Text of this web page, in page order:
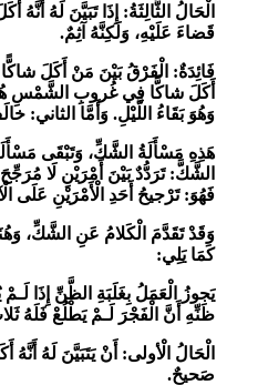
الْحَالُ الثَّالِثَةُ: إِذَا تَبَيَّنَ لَهُ
قَضاءَ عَلَيْهِ، وَلَكِنَّهُ آثِمٌ.
فَائِدَةٌ: الْفَرْقُ بَيْنَ مَنْ أَكَلَ
أَكَلَ شاكًّا فِي غُروبِ الشَّمْسِ
وَهُوَ بَقَاءُ اللَّيْلِ. وَأَمَّا الثاني:
هَذِهِ مَسْأَلَةُ الشَّكِّ، وَتَبْقَى
الشَّكَّ: تَرَدُّدٌ بَيْنَ أَمْرَيْنِ لَا
فَهُوَ: تَرْجيحُ أَحَدِ الْأَمْرَيْنِ عَلَى
وَقَدْ تَقَدَّمَ الْكَلامُ عَنِ الشَّكِّ،
كَمَا يَلِي:
يَجوزُ الْعَمَلُ بِغَلَبَةِ الظَّنِّ إِذَا
ظَنِّهِ أَنَّ الْفَجْرَ لَـمْ يَطْلُعْ فَلَهُ
الْحَالُ الْأولى: أَنْ يَتَبَيَّنَ لَهُ أَنَّهُ
صَحيحٌ.